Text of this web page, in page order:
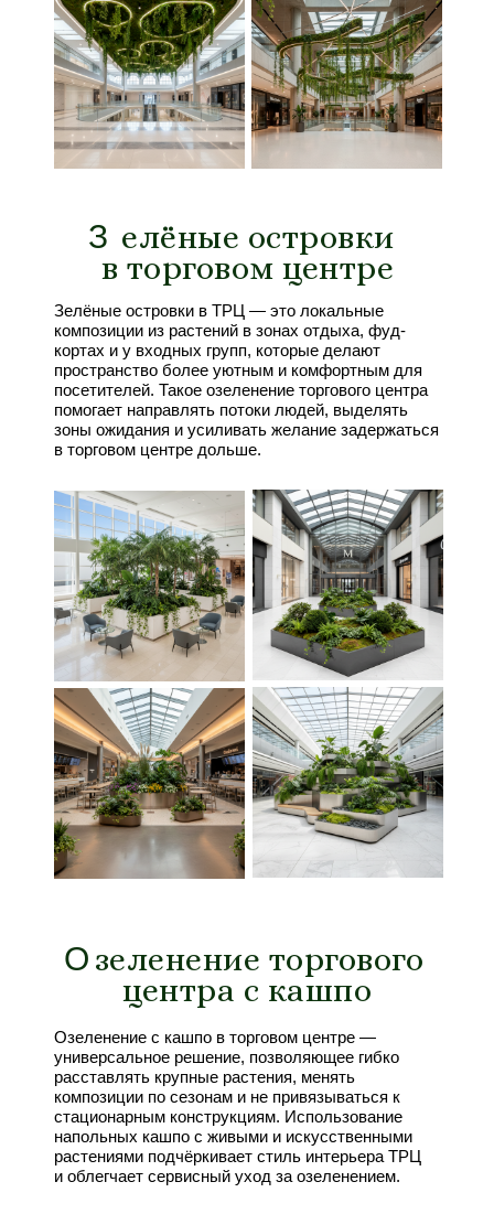
О зеленение торгового
центра с кашпо
Озеленение с кашпо в торговом центре —
универсальное решение, позволяющее гибко
расставлять крупные растения, менять
композиции по сезонам и не привязываться к
стационарным конструкциям. Использование
напольных кашпо с живыми и искусственными
растениями подчёркивает стиль интерьера ТРЦ
и облегчает сервисный уход за озеленением.
О
З елёные островки
в торговом центре
Зелёные островки в ТРЦ — это локальные
композиции из растений в зонах отдыха, фуд-
кортах и у входных групп, которые делают
пространство более уютным и комфортным для
посетителей. Такое озеленение торгового центра
помогает направлять потоки людей, выделять
зоны ожидания и усиливать желание задержаться
в торговом центре дольше.
З